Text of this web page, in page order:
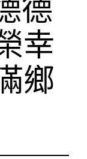
德
幸
鄉